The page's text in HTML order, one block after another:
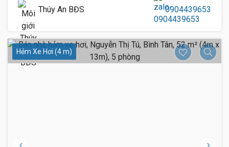
Thúy An BĐS 0904439653
Hẻm Xe Hơi (4 m)